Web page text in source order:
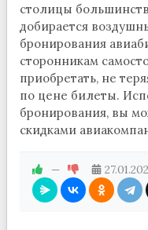
столицы
добирается
бронирования
сторонникам
приобретать, не
по цене билеты.
бронирования, вы
скидками
—